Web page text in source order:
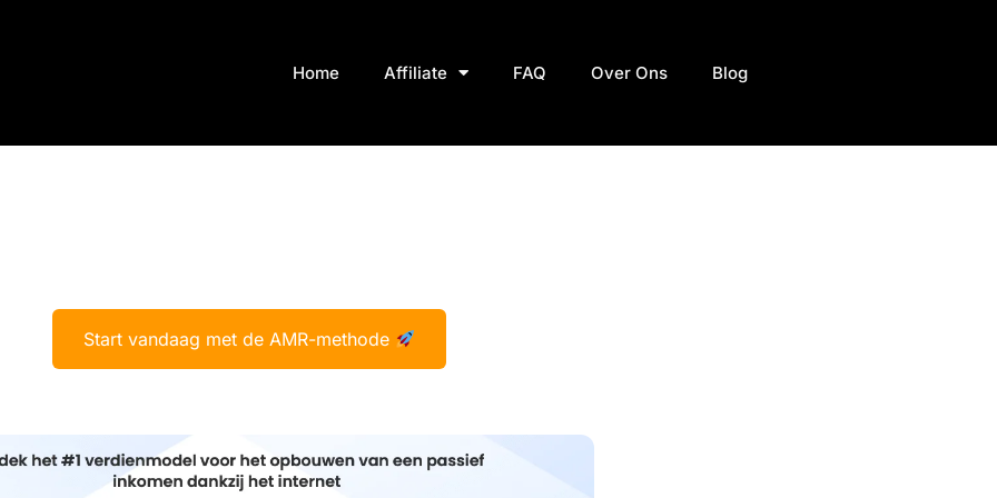
Home Affiliate FAQ Over Ons Blog
Start vandaag met de AMR-methode